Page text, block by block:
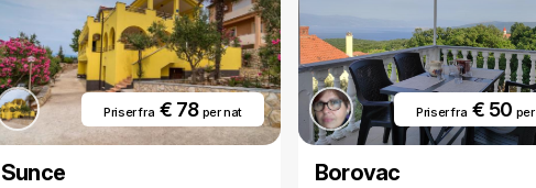
Priser fra€ 78 per nat
Sunce
Priser fra€ 50
Borovac